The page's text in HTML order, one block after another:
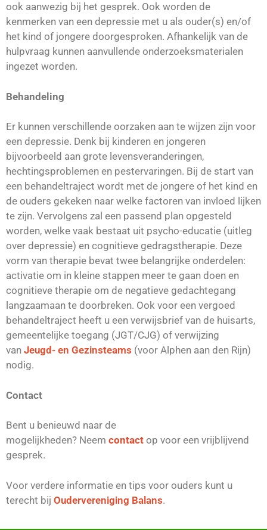
ook aanwezig bij het gesprek. Ook worden de
kenmerken van een depressie met u als ouder(s) en/of
het kind of jongere doorgesproken. Afhankelijk van de
hulpvraag kunnen aanvullende onderzoeksmaterialen
ingezet worden.
Behandeling
Er kunnen verschillende oorzaken aan te wijzen zijn voor
een depressie. Denk bij kinderen en jongeren
bijvoorbeeld aan grote levensveranderingen,
hechtingsproblemen en pestervaringen. Bij de start van
een behandeltraject wordt met de jongere of het kind en
de ouders gekeken naar welke factoren van invloed lijken
te zijn. Vervolgens zal een passend plan opgesteld
worden, welke vaak bestaat uit psycho-educatie (uitleg
over depressie) en cognitieve gedragstherapie. Deze
vorm van therapie bevat twee belangrijke onderdelen:
activatie om in kleine stappen meer te gaan doen en
cognitieve therapie om de negatieve gedachtegang
langzaamaan te doorbreken. Ook voor een vergoed
behandeltraject heeft u een verwijsbrief van de huisarts,
gemeentelijke toegang (JGT/CJG) of verwijzing
van Jeugd- en Gezinsteams (voor Alphen aan den Rijn)
nodig.
Contact
Bent u benieuwd naar de
mogelijkheden? Neem contact op voor een vrijblijvend
gesprek.
Voor verdere informatie en tips voor ouders kunt u
terecht bij Oudervereniging Balans.